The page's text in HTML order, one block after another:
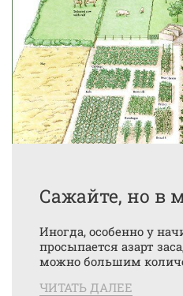
Сажайте, но в
Иногда, особенно у
просыпается азарт
можно большим
ЧИТАТЬ ДАЛЕЕ